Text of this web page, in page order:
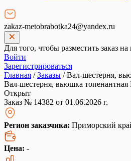
zakaz-metobrabotka24@yandex.ru
Для того, чтобы разместить заказ
Войти
Зарегистрироваться
Главная /Заказы /Вал-шестерня,
Вал-шестерня, вьюшка
Открыт
Заказ № 14382 от 01.06.2026 г.
Регион заказчика: Приморский
Цена: -